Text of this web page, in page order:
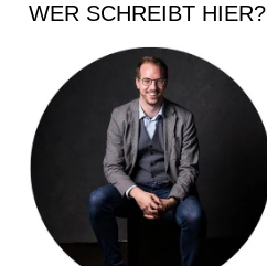
WER SCHREIBT HIER?